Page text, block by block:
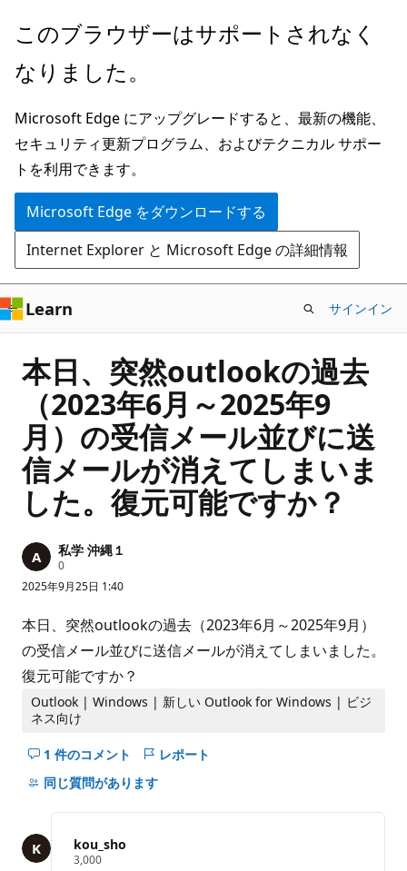
メ
ン
ン
テ
ン
ツ
に
ス
キ
ッ
プ
このブラウザーはサポートされなく
なりました。
Microsoft Edge にアップグレードすると、最新の機能、
セキュリティ更新プログラム、およびテクニカル サポー
トを利用できます。
Microsoft Edge をダウンロードする
Internet Explorer と Microsoft Edge の詳細情報
Learn サインイン
本日、突然outlookの過去
（2023年6月～2025年9
月）の受信メール並びに送
信メールが消えてしまいま
した。復元可能ですか？
私学 沖縄１
0評
価
の
イ
ン
ト
2025年9月25日 1:40
本日、突然outlookの過去（2023年6月～2025年9月）
の受信メール並びに送信メールが消えてしまいました。
復元可能ですか？
Outlook | Windows | 新しい Outlook for Windows | ビジ
ネス向け
1 件のコメント
こ
の
コ
メ
レポート
同じ質問があります
kou_sho
3,000評